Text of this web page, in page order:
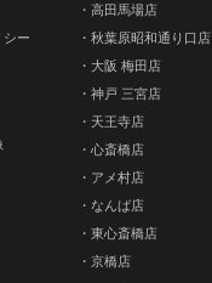
シー
高田馬場店
秋葉原昭和通り口店
大阪 梅田店
神戸 三宮店
天王寺店
心斎橋店
アメ村店
なんば店
東心斎橋店
京橋店